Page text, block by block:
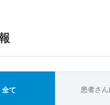
全て 患者さ